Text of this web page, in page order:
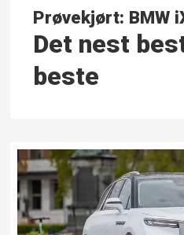
Prøvekjørt: BMW
Det nest
beste